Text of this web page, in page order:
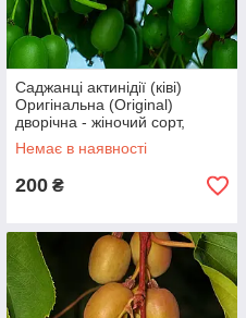
Саджанці актинідії (ківі)
Оригінальна (Original)
дворічна - жіночий сорт,
урожайна, морозостійка С1.5
Немає в наявності
200 ₴